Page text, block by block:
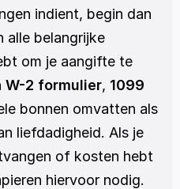
indient, begin dan
alle belangrijke
om je aangifte te
W-2 formulier, 1099
bonnen omvatten als
liefdadigheid. Als je
of kosten hebt
hiervoor nodig.